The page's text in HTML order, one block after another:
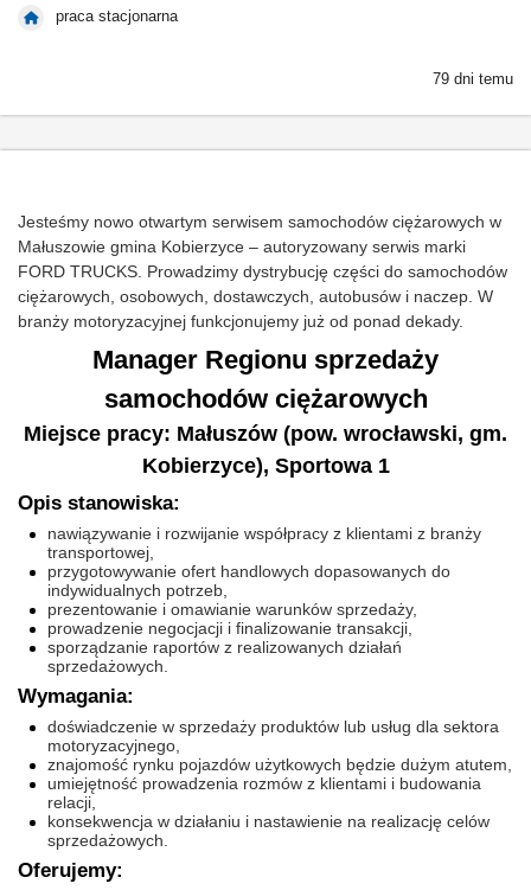
praca stacjonarna
79 dni temu
Jesteśmy nowo otwartym serwisem samochodów ciężarowych w
Małuszowie gmina Kobierzyce – autoryzowany serwis marki
FORD TRUCKS. Prowadzimy dystrybucję części do samochodów
ciężarowych, osobowych, dostawczych, autobusów i naczep. W
branży motoryzacyjnej funkcjonujemy już od ponad dekady.
Manager Regionu sprzedaży
samochodów ciężarowych
Miejsce pracy: Małuszów (pow. wrocławski, gm.
Kobierzyce), Sportowa 1
Opis stanowiska:
nawiązywanie i rozwijanie współpracy z klientami z branży
transportowej,
przygotowywanie ofert handlowych dopasowanych do
indywidualnych potrzeb,
prezentowanie i omawianie warunków sprzedaży,
prowadzenie negocjacji i finalizowanie transakcji,
sporządzanie raportów z realizowanych działań
sprzedażowych.
Wymagania:
doświadczenie w sprzedaży produktów lub usług dla sektora
motoryzacyjnego,
znajomość rynku pojazdów użytkowych będzie dużym atutem,
umiejętność prowadzenia rozmów z klientami i budowania
relacji,
konsekwencja w działaniu i nastawienie na realizację celów
sprzedażowych.
Oferujemy: